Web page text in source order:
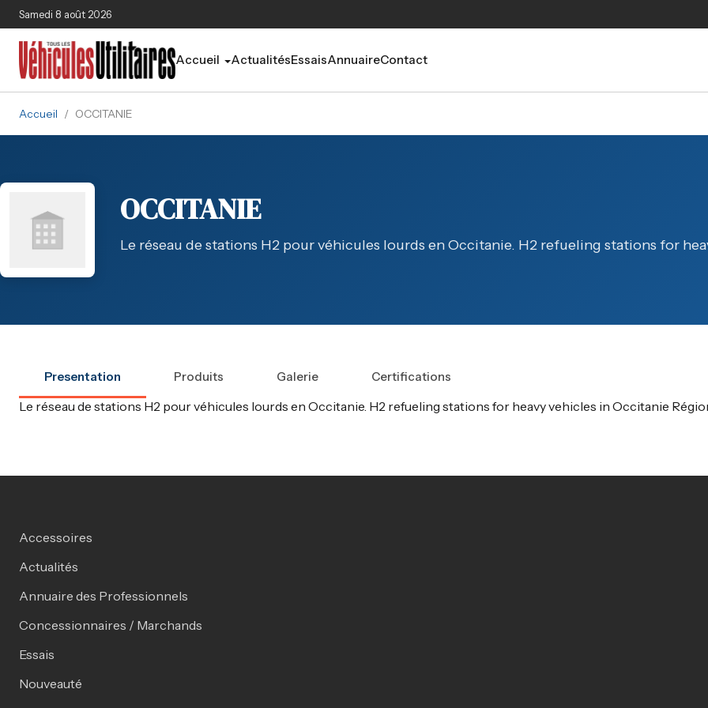
Aller au contenu principal
Samedi 8 août 2026
Accueil ActualitésEssaisAnnuaireContact
Accueil / OCCITANIE
OCCITANIE
Le réseau de stations H2 pour véhicules lourds en Occitanie. H2 refueling stations for
Presentation Produits Galerie Certifications
Le réseau de stations H2 pour véhicules lourds en Occitanie. H2 refueling stations for heavy vehicles in Occitanie
Accessoires
Actualités
Annuaire des Professionnels
Concessionnaires / Marchands
Essais
Nouveauté